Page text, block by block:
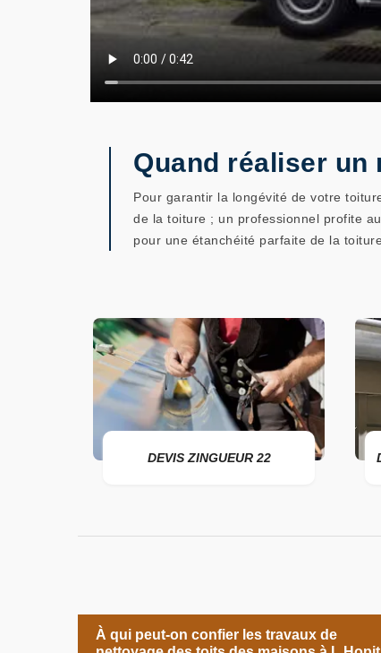
Quand réaliser un
Pour garantir la longévité de votre
de la toiture ; un professionnel profite
pour une étanchéité parfaite de la
DEVIS ZINGUEUR 22
À qui peut-on confier les travaux de